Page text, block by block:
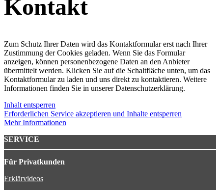
Kontakt
Zum Schutz Ihrer Daten wird das Kontaktformular erst nach Ihrer
Zustimmung der Cookies geladen. Wenn Sie das Formular
anzeigen, können personenbezogene Daten an den Anbieter
übermittelt werden. Klicken Sie auf die Schaltfläche unten, um das
Kontaktformular zu laden und uns direkt zu kontaktieren. Weitere
Informationen finden Sie in unserer Datenschutzerklärung.
Inhalt entsperren
Erforderlichen Service akzeptieren und Inhalte entsperren
Mehr Informationen
SERVICE
Für Privatkunden
Erklärvideos